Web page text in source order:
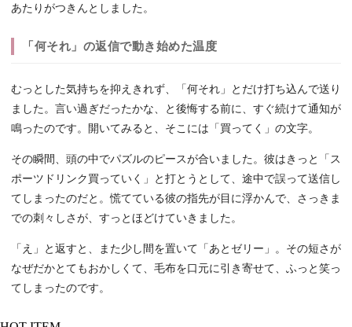
あたりがつきんとしました。
「何それ」の返信で動き始めた温度
むっとした気持ちを抑えきれず、「何それ」とだけ打ち込んで送り
ました。言い過ぎだったかな、と後悔する前に、すぐ続けて通知が
鳴ったのです。開いてみると、そこには「買ってく」の文字。
その瞬間、頭の中でパズルのピースが合いました。彼はきっと「ス
ポーツドリンク買っていく」と打とうとして、途中で誤って送信し
てしまったのだと。慌てている彼の指先が目に浮かんで、さっきま
での刺々しさが、すっとほどけていきました。
「え」と返すと、また少し間を置いて「あとゼリー」。その短さが
なぜだかとてもおかしくて、毛布を口元に引き寄せて、ふっと笑っ
てしまったのです。